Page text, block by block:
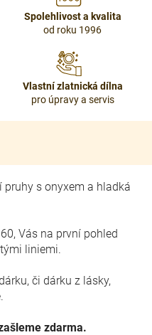
Spolehlivost a kvalita
od roku 1996
Vlastní zlatnická dílna
pro úpravy a servis
pruhy s onyxem a hladká
Vás na první pohled
liniemi.
či dárku z lásky,
zdarma.